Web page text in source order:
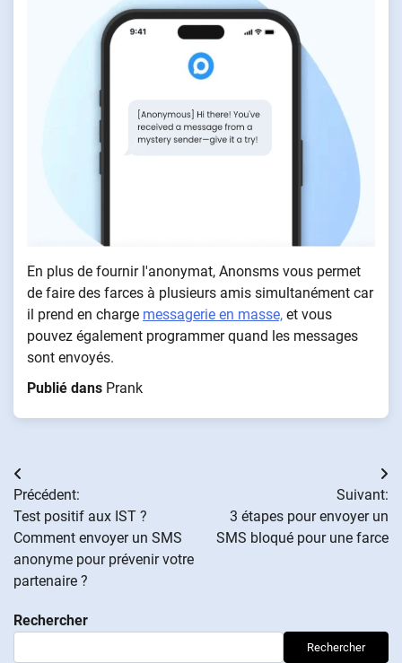
En plus de fournir l'anonymat, Anonsms vous permet
de faire des farces à plusieurs amis simultanément car
il prend en charge messagerie en masse, et vous
pouvez également programmer quand les messages
sont envoyés.
Publié dans Prank
Navigation
de
l’article
Précédent:
Test positif aux IST ?
Comment envoyer un SMS
anonyme pour prévenir votre
partenaire ?
Suivant:
3 étapes pour envoyer un
SMS bloqué pour une farce
Rechercher
Rechercher